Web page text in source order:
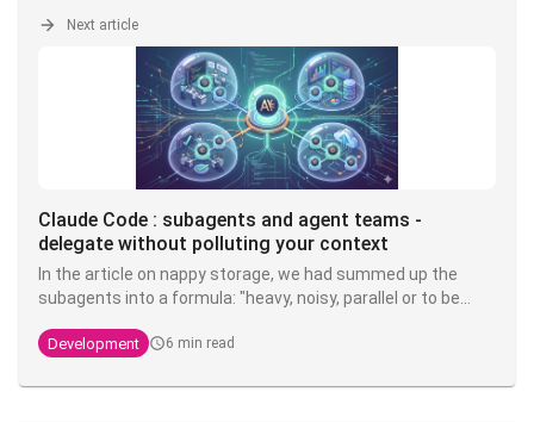
Next article
Claude Code : subagents and agent teams -
delegate without polluting your context
In the article on nappy storage, we had summed up the
subagents into a formula: "heavy, noisy, parallel or to be
promise. Because this is probably the most misunderstood
would launch a thread, without grasping that the real is not
Development 6 min read